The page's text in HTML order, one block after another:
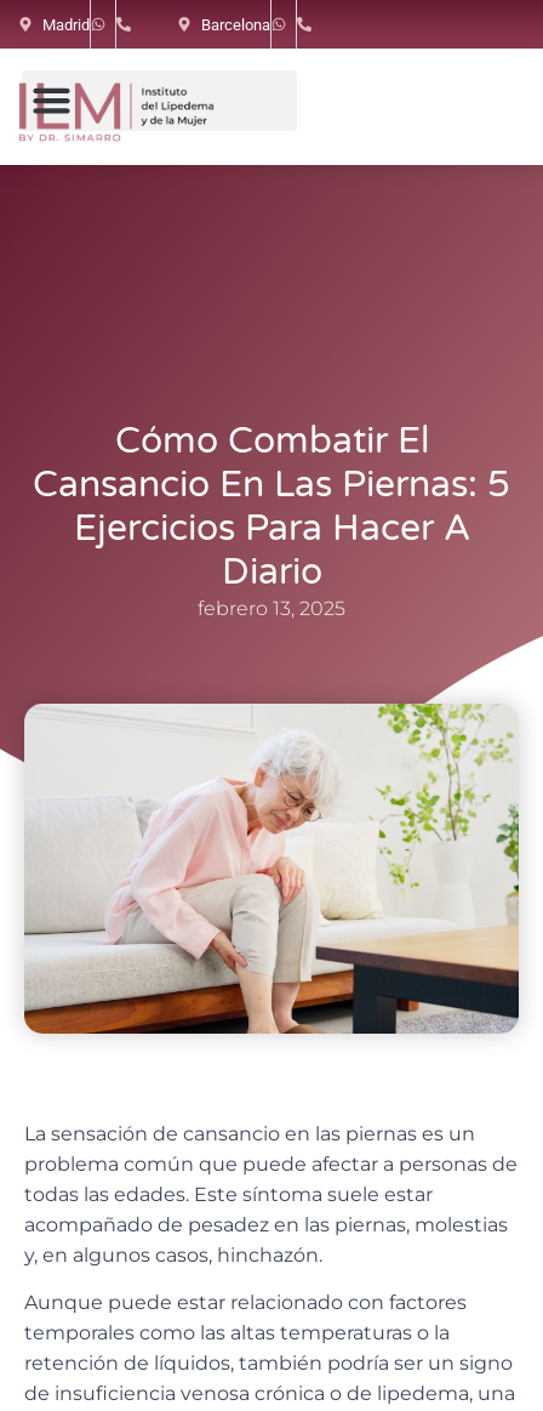
Madrid Barcelona
Cómo Combatir El
Cansancio En Las Piernas: 5
Ejercicios Para Hacer A
Diario
febrero 13, 2025
La sensación de cansancio en las piernas es un
problema común que puede afectar a personas de
todas las edades. Este síntoma suele estar
acompañado de pesadez en las piernas, molestias
y, en algunos casos, hinchazón.
Aunque puede estar relacionado con factores
temporales como las altas temperaturas o la
retención de líquidos, también podría ser un signo
de insuficiencia venosa crónica o de lipedema, una